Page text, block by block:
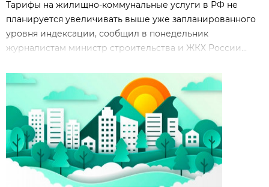
Тарифы на жилищно-коммунальные услуги в РФ не
планируется увеличивать выше уже запланированного
уровня индексации, сообщил в понедельник
журналистам министр строительства и ЖКХ России...